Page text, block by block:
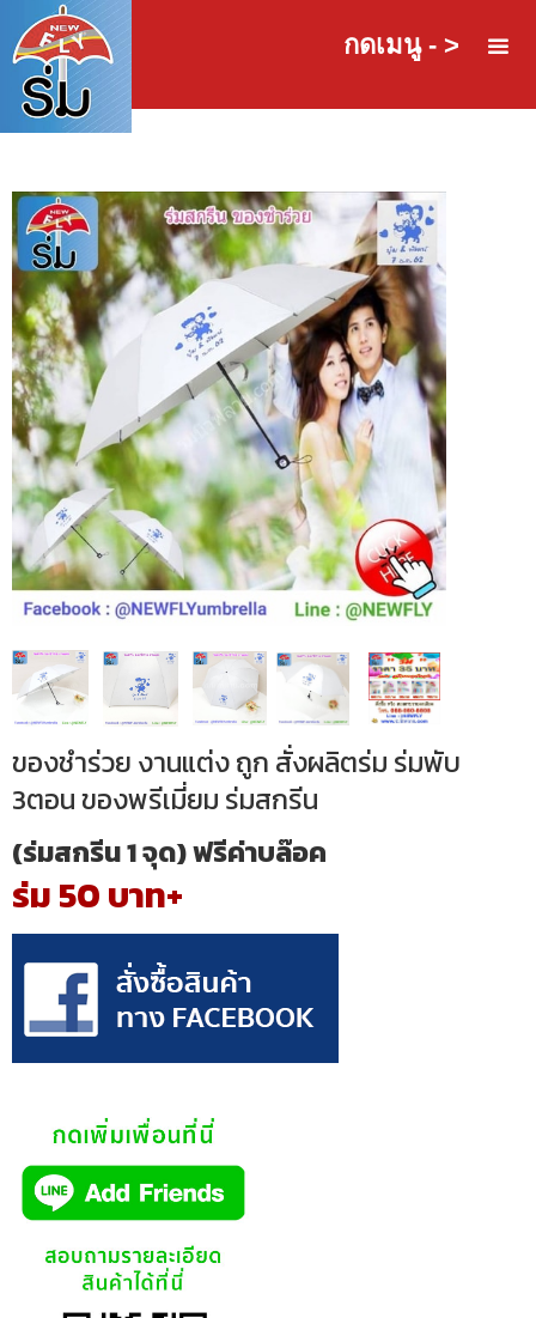
กดเมนู - >
ของชำร่วย งานแต่ง ถูก สั่งผลิตร่ม ร่มพับ
3ตอน ของพรีเมี่ยม ร่มสกรีน
(ร่มสกรีน 1 จุด) ฟรีค่าบล๊อค
ร่ม 50 บาท+